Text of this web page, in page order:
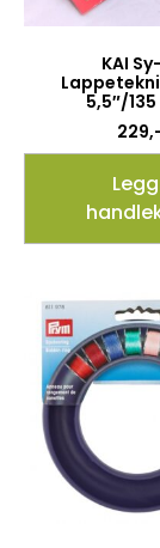
KAI
5,5″/
229